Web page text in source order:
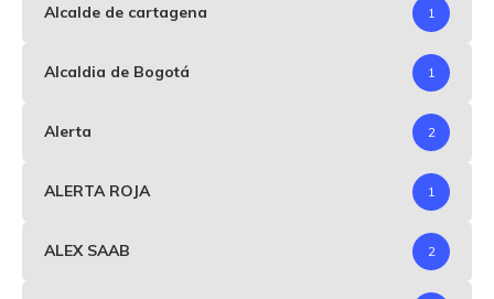
Alcalde de cartagena 1
Alcaldia de Bogotá 1
Alerta 2
ALERTA ROJA 1
ALEX SAAB 2